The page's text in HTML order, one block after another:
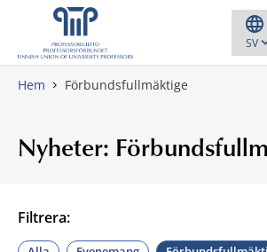
Gå direkt till innehåll
Hem Förbundsfullmäktige
Nyheter:
Filtrera: